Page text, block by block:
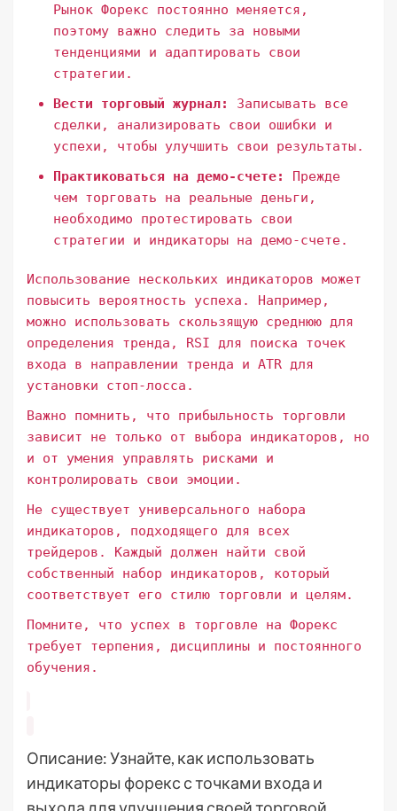
Рынок Форекс постоянно меняется,
поэтому важно следить за новыми
тенденциями и адаптировать свои
стратегии.
Вести торговый журнал:
Записывать все
сделки, анализировать свои ошибки и
успехи, чтобы улучшить свои результаты.
Практиковаться на демо-счете:
Прежде
чем торговать на реальные деньги,
необходимо протестировать свои
стратегии и индикаторы на демо-счете.
Использование нескольких индикаторов может
повысить вероятность успеха. Например,
можно использовать скользящую среднюю для
определения тренда, RSI для поиска точек
входа в направлении тренда и ATR для
установки стоп-лосса.
Важно помнить, что прибыльность торговли
зависит не только от выбора индикаторов, но
и от умения управлять рисками и
контролировать свои эмоции.
Не существует универсального набора
индикаторов, подходящего для всех
трейдеров. Каждый должен найти свой
собственный набор индикаторов, который
соответствует его стилю торговли и целям.
Помните, что успех в торговле на Форекс
требует терпения, дисциплины и постоянного
обучения.
Описание: Узнайте, как использовать
индикаторы форекс с точками входа и
выхода для улучшения своей торговой